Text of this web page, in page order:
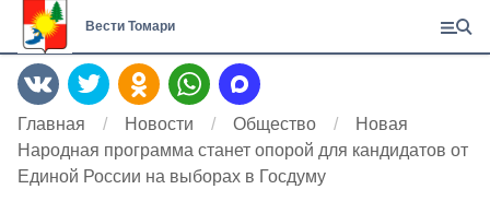
Вести Томари
Главная Новости Общество
Новая
Народная программа станет опорой для кандидатов от
Единой России на выборах в Госдуму